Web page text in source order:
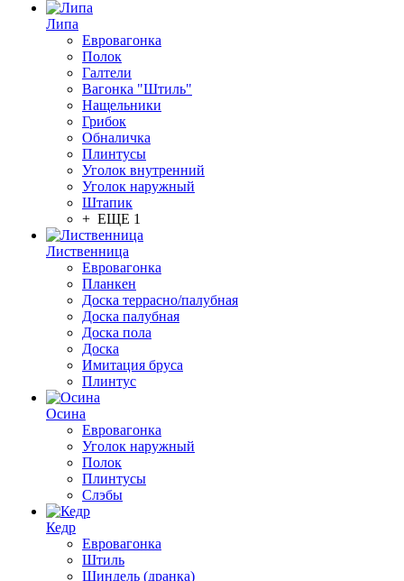
Липа
Евровагонка
Полок
Галтели
Вагонка "Штиль"
Нащельники
Грибок
Обналичка
Плинтусы
Уголок внутренний
Уголок наружный
Штапик
+ ЕЩЕ 1
Лиственница
Евровагонка
Планкен
Доска террасно/палубная
Доска палубная
Доска пола
Доска
Имитация бруса
Плинтус
Осина
Евровагонка
Уголок наружный
Полок
Плинтусы
Слэбы
Кедр
Евровагонка
Штиль
Шиндель (дранка)